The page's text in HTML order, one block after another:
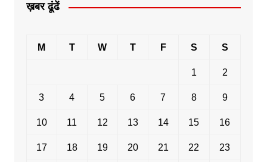
ख़बर ढूंढें
M T W T F S S
1 2
3 4 5 6 7 8 9
10 11 12 13 14 15 16
17 18 19 20 21 22 23